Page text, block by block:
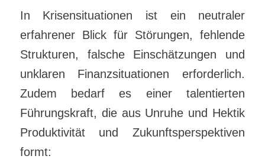
In Krisensituationen ist ein neutraler
erfahrener Blick für Störungen, fehlende
Strukturen, falsche Einschätzungen und
unklaren Finanzsituationen erforderlich.
Zudem bedarf es einer talentierten
Führungskraft, die aus Unruhe und Hektik
Produktivität und Zukunftsperspektiven
formt: